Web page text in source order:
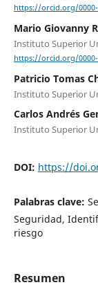
https://orcid.org/0000-
Mario Giovanny
Instituto Superior
https://orcid.org/0000-
Patricio Tomas
Instituto Superior
Carlos Andrés
Instituto Superior
DOI: https://
Palabras clave:
Seguridad,
riesgo
Resumen